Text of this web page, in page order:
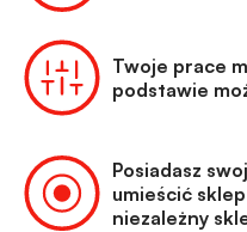
Twoje prace
podstawie
Posiadasz
umieścić
niezależny